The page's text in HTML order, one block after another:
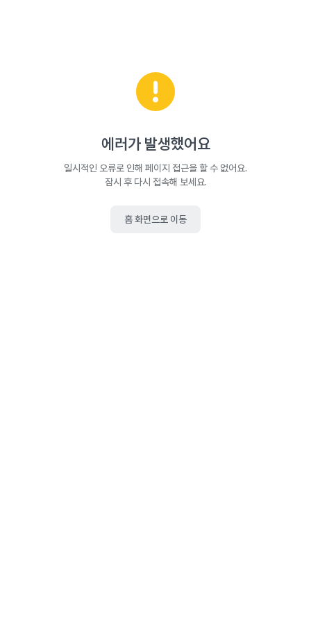
에러가 발생했어요
일시적인 오류로 인해 페이지 접근을 할 수 없어요.
잠시 후 다시 접속해 보세요.
홈 화면으로 이동